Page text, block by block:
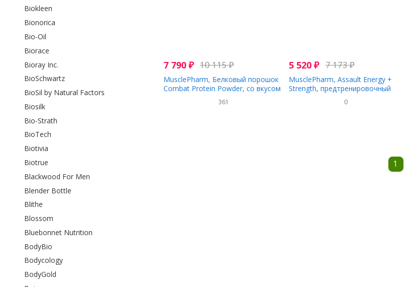
Biokleen
Bionorica
Bio-Oil
Biorace
Bioray Inc.
BioSchwartz
BioSil by Natural Factors
Biosilk
Bio-Strath
BioTech
Biotivia
Biotrue
Blackwood For Men
Blender Bottle
Blithe
Blossom
Bluebonnet Nutrition
BodyBio
Bodycology
BodyGold
7 790 ₽ 10 115₽
MusclePharm, Белковый порошок
Combat Protein Powder, со вкусом
шоколада и арахисового масла,
361
5 520₽ 7 173₽
MusclePharm, Assault Energy +
Strength, предтренировочный
комплекс, голубая малина, 345 г
0
1